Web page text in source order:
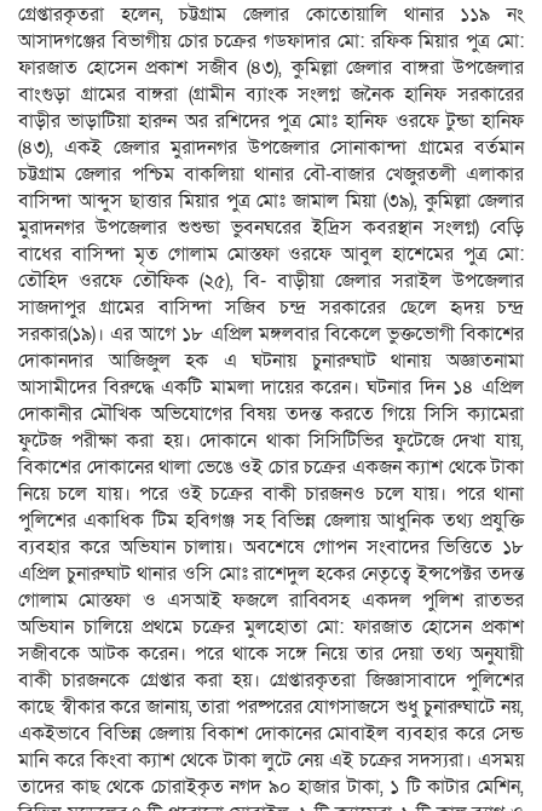
গ্রেপ্তারকৃতরা হলেন, চট্টগ্রাম জেলার কোতোয়ালি থানার ১১৯ নং
আসাদগঞ্জের বিভাগীয় চোর চক্রের গডফাদার মো: রফিক মিয়ার পুত্র মো:
ফারজাত হোসেন প্রকাশ সজীব (৪৩), কুমিল্লা জেলার বাঙ্গরা উপজেলার
বাংগুড়া গ্রামের বাঙ্গরা (গ্রামীন ব্যাংক সংলগ্ন জনৈক হানিফ সরকারের
বাড়ীর ভাড়াটিয়া হারুন অর রশিদের পুত্র মোঃ হানিফ ওরফে টুন্ডা হানিফ
(৪৩), একই জেলার মুরাদনগর উপজেলার সোনাকান্দা গ্রামের বর্তমান
চট্টগ্রাম জেলার পশ্চিম বাকলিয়া থানার বৌ-বাজার খেজুরতলী এলাকার
বাসিন্দা আব্দুস ছাত্তার মিয়ার পুত্র মোঃ জামাল মিয়া (৩৯), কুমিল্লা জেলার
মুরাদনগর উপজেলার শুশুন্ডা ভুবনঘরের ইদ্রিস কবরস্থান সংলগ্ন) বেড়ি
বাধের বাসিন্দা মৃত গোলাম মোস্তফা ওরফে আবুল হাশেমের পুত্র মো:
তৌহিদ ওরফে তৌফিক (২৫), বি- বাড়ীয়া জেলার সরাইল উপজেলার
সাজদাপুর গ্রামের বাসিন্দা সজিব চন্দ্র সরকারের ছেলে হৃদয় চন্দ্র
সরকার(১৯)। এর আগে ১৮ এপ্রিল মঙ্গলবার বিকেলে ভুক্তভোগী বিকাশের
দোকানদার আজিজুল হক এ ঘটনায় চুনারুঘাট থানায় অজ্ঞাতনামা
আসামীদের বিরুদ্ধে একটি মামলা দায়ের করেন। ঘটনার দিন ১৪ এপ্রিল
দোকানীর মৌখিক অভিযোগের বিষয় তদন্ত করতে গিয়ে সিসি ক্যামেরা
ফুটেজ পরীক্ষা করা হয়। দোকানে থাকা সিসিটিভির ফুটেজে দেখা যায়,
বিকাশের দোকানের থালা ভেঙে ওই চোর চক্রের একজন ক্যাশ থেকে টাকা
নিয়ে চলে যায়। পরে ওই চক্রের বাকী চারজনও চলে যায়। পরে থানা
পুলিশের একাধিক টিম হবিগঞ্জ সহ বিভিন্ন জেলায় আধুনিক তথ্য প্রযুক্তি
ব্যবহার করে অভিযান চালায়। অবশেষে গোপন সংবাদের ভিত্তিতে ১৮
এপ্রিল চুনারুঘাট থানার ওসি মোঃ রাশেদুল হকের নেতৃত্বে ইন্সপেক্টর তদন্ত
গোলাম মোস্তফা ও এসআই ফজলে রাব্বিসহ একদল পুলিশ রাতভর
অভিযান চালিয়ে প্রথমে চক্রের মুলহোতা মো: ফারজাত হোসেন প্রকাশ
সজীবকে আটক করেন। পরে থাকে সঙ্গে নিয়ে তার দেয়া তথ্য অনুযায়ী
বাকী চারজনকে গ্রেপ্তার করা হয়। গ্রেপ্তারকৃতরা জিজ্ঞাসাবাদে পুলিশের
কাছে স্বীকার করে জানায়, তারা পরষ্পরের যোগসাজসে শুধু চুনারুঘাটে নয়,
একইভাবে বিভিন্ন জেলায় বিকাশ দোকানের মোবাইল ব্যবহার করে সেন্ড
মানি করে কিংবা ক্যাশ থেকে টাকা লুটে নেয় এই চক্রের সদস্যরা। এসময়
তাদের কাছ থেকে চোরাইকৃত নগদ ৯০ হাজার টাকা, ১ টি কাটার মেশিন,